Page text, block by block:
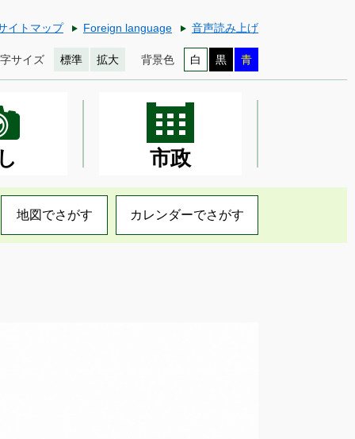
イトマップ Foreign language 音声読み上げ
サイズ 標準 拡大 背景色 白 黒 青
市政
地図でさがす カレンダーでさがす